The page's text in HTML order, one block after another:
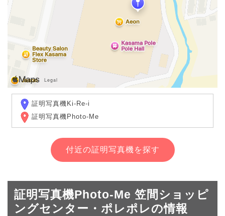
証明写真機Ki-Re-i
証明写真機Photo-Me
付近の証明写真機を探す
証明写真機Photo-Me 笠間ショッピ
ングセンター・ポレポレの情報